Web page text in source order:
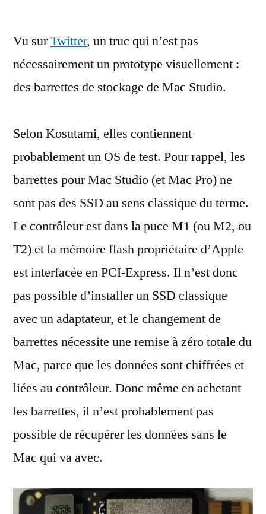
de
de
Mac
Vu surTwitter, un truc qui n’est pas
nécessairement un prototype visuellement :
des barrettes de stockage de Mac Studio.
Selon Kosutami, elles contiennent
probablement un OS de test. Pour rappel, les
barrettes pour Mac Studio (et Mac Pro) ne
sont pas des SSD au sens classique du terme.
Le contrôleur est dans la puce M1 (ou M2, ou
T2) et la mémoire flash propriétaire d’Apple
est interfacée en PCI-Express. Il n’est donc
pas possible d’installer un SSD classique
avec un adaptateur, et le changement de
barrettes nécessite une remise à zéro totale du
Mac, parce que les données sont chiffrées et
liées au contrôleur. Donc même en achetant
les barrettes, il n’est probablement pas
possible de récupérer les données sans le
Mac qui va avec.